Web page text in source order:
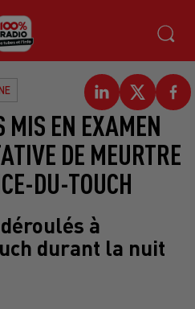
MIS EN EXAMEN
DE MEURTRE
DU-TOUCH
à
durant la nuit